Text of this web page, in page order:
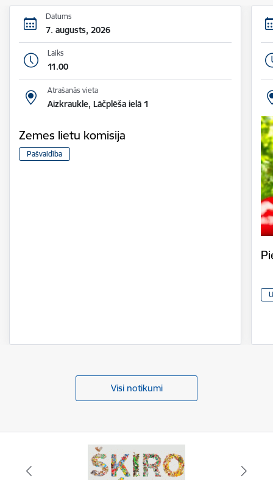
Datums
7. augusts, 2026
Laiks
11.00
Atrašanās vieta
Aizkraukle, Lāčplēša ielā 1
Zemes lietu komisija
Pašvaldība
Visi notikumi